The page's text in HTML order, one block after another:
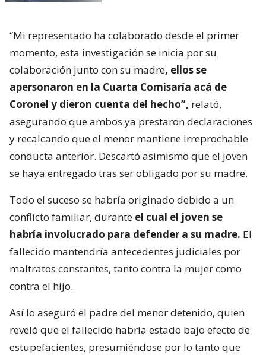
“Mi representado ha colaborado desde el primer
momento, esta investigación se inicia por su
colaboración junto con su madre, ellos se
apersonaron en la Cuarta Comisaría acá de
Coronel y dieron cuenta del hecho”, relató,
asegurando que ambos ya prestaron declaraciones
y recalcando que el menor mantiene irreprochable
conducta anterior. Descartó asimismo que el joven
se haya entregado tras ser obligado por su madre.
Todo el suceso se habría originado debido a un
conflicto familiar, durante el cual el joven se
habría involucrado para defender a su madre. El
fallecido mantendría antecedentes judiciales por
maltratos constantes, tanto contra la mujer como
contra el hijo.
Así lo aseguró el padre del menor detenido, quien
reveló que el fallecido habría estado bajo efecto de
estupefacientes, presumiéndose por lo tanto que